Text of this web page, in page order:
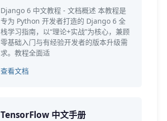
Django 6 中文教程 - 文档概述 本教程是
专为 Python 开发者打造的 Django 6 全
栈学习指南，以“理论+实战”为核心，兼顾
零基础入门与有经验开发者的版本升级需
求。教程全面适
查看文档
TensorFlow 中文手册